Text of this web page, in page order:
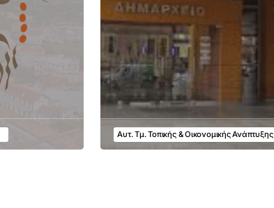
Αυτ. Τμ. Τοπικής & Οικονομικής Ανάπτυξης